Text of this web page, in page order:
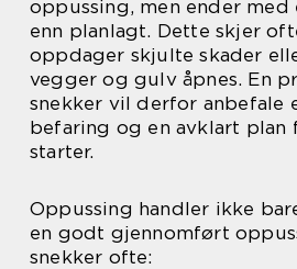
oppussing, men ender
enn planlagt. Dette skjer
oppdager skjulte skader
vegger og gulv åpnes. En
snekker vil derfor anbefale
befaring og en avklart plan
starter.
Oppussing handler ikke
en godt gjennomført
snekker ofte: